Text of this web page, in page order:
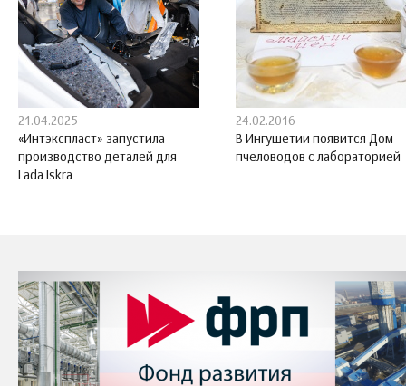
21.04.2025
«Интэкспласт» запустила
производство деталей для
Lada Iskra
24.02.2016
В Ингушетии появится Дом
пчеловодов с лабораторией